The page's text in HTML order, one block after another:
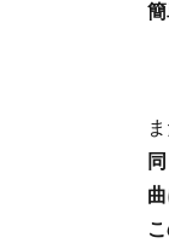
ま
曲